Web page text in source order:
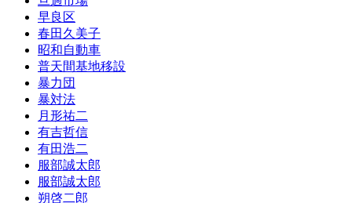
早良区
春田久美子
昭和自動車
普天間基地移設
暴力団
暴対法
月形祐二
有吉哲信
有田浩二
服部誠太郎
服部誠太郎
朔啓二郎